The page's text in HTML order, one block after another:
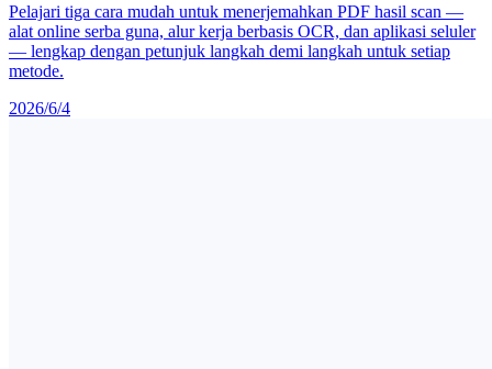
Pelajari tiga cara mudah untuk menerjemahkan PDF hasil scan —
alat online serba guna, alur kerja berbasis OCR, dan aplikasi seluler
— lengkap dengan petunjuk langkah demi langkah untuk setiap
metode.
2026/6/4